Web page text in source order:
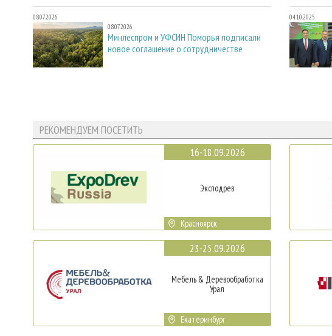
08.07.2026
08.07.2026
Минлеспром и УФСИН Поморья подписали
новое соглашение о сотрудничестве
04.10.2025
РЕКОМЕНДУЕМ ПОСЕТИТЬ
16-18.09.2026
Эксподрев
Красноярск
23-25.09.2026
Мебель & Деревообработка
Урал
Екатеринбург